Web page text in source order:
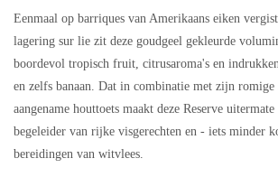
Eenmaal op barriques van Amerikaans eiken
lagering sur lie zit deze goudgeel gekleurde
boordevol tropisch fruit, citrusaroma's en
en zelfs banaan. Dat in combinatie met zijn romige
aangename houttoets maakt deze Reserve
begeleider van rijke visgerechten en - iets minder
bereidingen van witvlees.